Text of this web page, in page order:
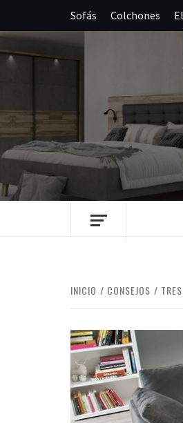
contenido
Sofás Colchones
INICIO CONSEJOS